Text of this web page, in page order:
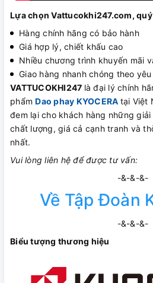
Lựa chọn Vattucokhi247.com,
Hàng chính hãng có bảo hành
Giá hợp lý, chiết khấu cao
Nhiều chương trình khuyến mãi
Giao hàng nhanh chóng theo yêu
VATTUCOKHI247 là đại lý chính
phẩmDao phay KYOCERA tại Việt
đem lại cho khách hàng những
chất lượng, giá cả cạnh tranh và
nhất.
Vui lòng liên hệ để được tư vấn:
-&-&-&-
Về Tập Đoàn
-&-&-&-
Biểu tượng thương hiệu